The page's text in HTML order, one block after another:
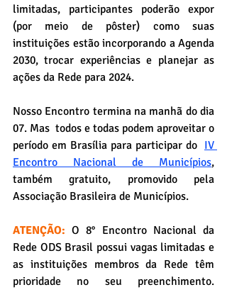
limitadas, participantes poderão expor
(por meio de pôster) como suas
instituições estão incorporando a Agenda
2030, trocar experiências e planejar as
ações da Rede para 2024.
Nosso Encontro termina na manhã do dia
07. Mas  todos e todas podem aproveitar o
período em Brasília para participar do IV
Encontro Nacional de Municípios,
também gratuito, promovido pela
Associação Brasileira de Municípios.
ATENÇÃO: O 8° Encontro Nacional da
Rede ODS Brasil possui vagas limitadas e
as instituições membros da Rede têm
prioridade no seu preenchimento.